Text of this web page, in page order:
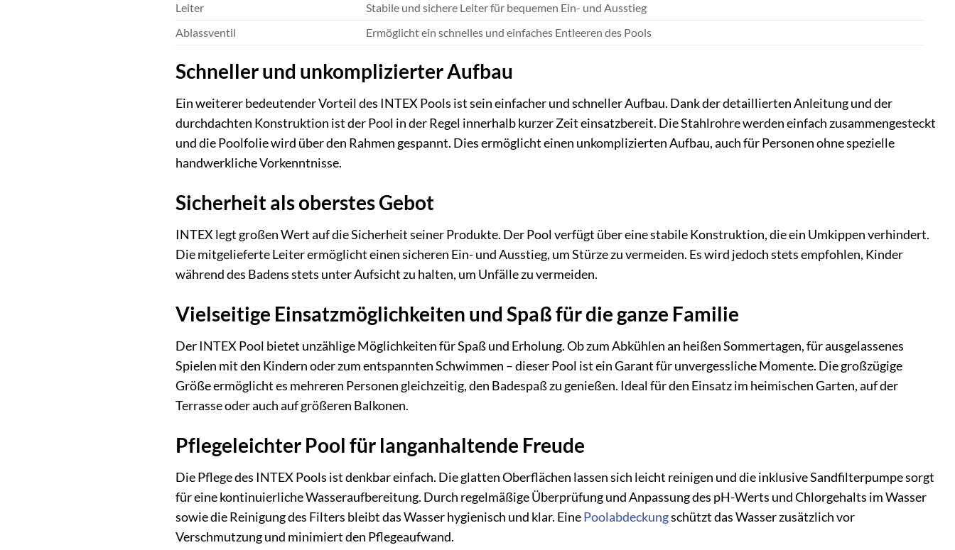
Leiter
Stabile und sichere Leiter für bequemen Ein- und Ausstieg
Ablassventil
Ermöglicht ein schnelles und einfaches Entleeren des Pools
Schneller und unkomplizierter Aufbau
Ein weiterer bedeutender Vorteil des INTEX Pools ist sein einfacher und schneller Aufbau. Dank der detaillierten Anleitung und der
durchdachten Konstruktion ist der Pool in der Regel innerhalb kurzer Zeit einsatzbereit. Die Stahlrohre werden einfach zusammengesteckt
und die Poolfolie wird über den Rahmen gespannt. Dies ermöglicht einen unkomplizierten Aufbau, auch für Personen ohne spezielle
handwerkliche Vorkenntnisse.
Sicherheit als oberstes Gebot
INTEX legt großen Wert auf die Sicherheit seiner Produkte. Der Pool verfügt über eine stabile Konstruktion, die ein Umkippen verhindert.
Die mitgelieferte Leiter ermöglicht einen sicheren Ein- und Ausstieg, um Stürze zu vermeiden. Es wird jedoch stets empfohlen, Kinder
während des Badens stets unter Aufsicht zu halten, um Unfälle zu vermeiden.
Vielseitige Einsatzmöglichkeiten und Spaß für die ganze Familie
Der INTEX Pool bietet unzählige Möglichkeiten für Spaß und Erholung. Ob zum Abkühlen an heißen Sommertagen, für ausgelassenes
Spielen mit den Kindern oder zum entspannten Schwimmen – dieser Pool ist ein Garant für unvergessliche Momente. Die großzügige
Größe ermöglicht es mehreren Personen gleichzeitig, den Badespaß zu genießen. Ideal für den Einsatz im heimischen Garten, auf der
Terrasse oder auch auf größeren Balkonen.
Pflegeleichter Pool für langanhaltende Freude
Die Pflege des INTEX Pools ist denkbar einfach. Die glatten Oberflächen lassen sich leicht reinigen und die inklusive Sandfilterpumpe sorgt
für eine kontinuierliche Wasseraufbereitung. Durch regelmäßige Überprüfung und Anpassung des pH-Werts und Chlorgehalts im Wasser
sowie die Reinigung des Filters bleibt das Wasser hygienisch und klar. EinePoolabdeckungschützt das Wasser zusätzlich vor
Verschmutzung und minimiert den Pflegeaufwand.